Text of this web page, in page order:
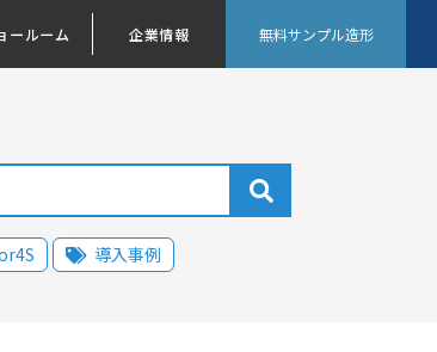
ールーム 企業情報 無料サンプル造形
導入事例